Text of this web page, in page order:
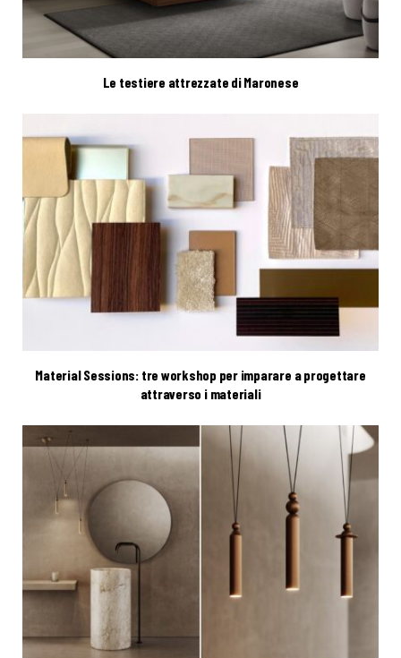
Le testiere attrezzate di Maronese
Material Sessions: tre workshop per imparare a progettare
attraverso i materiali